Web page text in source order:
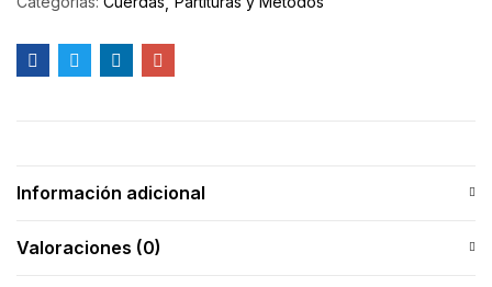
Información adicional
Valoraciones (0)